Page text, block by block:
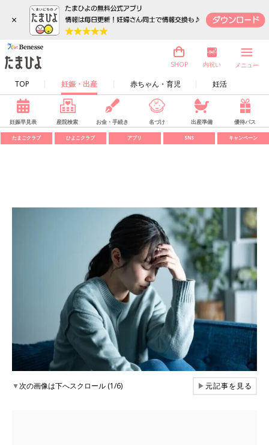
×
TOP 妊娠・出産 赤ちゃん・育児 妊活
SHOP 内祝い メニュー
妊娠早見表 産院検索 お金・手続き 名づけ 出産準備 優待パス
たまごクラブ ひよこクラブ アプリ SNS キャンペーン
▼次の画像は下へスクロール (1/6) ▶元記事を見る